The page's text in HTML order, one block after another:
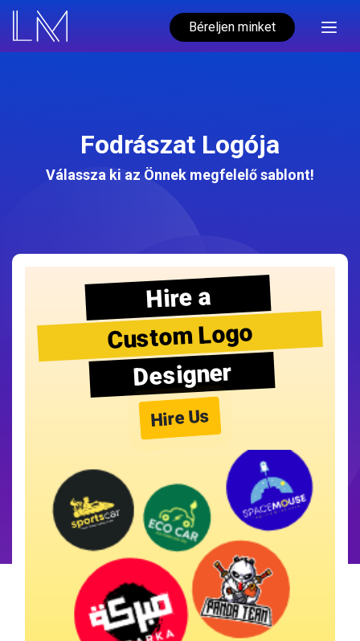
Béreljen minket
Fodrászat Logója
Válassza ki az Önnek megfelelő sablont!
Hire a
Custom Logo
Designer
Hire Us